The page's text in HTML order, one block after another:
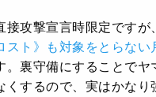
接攻撃宣言時限定ですが、
スト》も対象をとらない
。裏守備にすることでヤ
するので、実はかなり